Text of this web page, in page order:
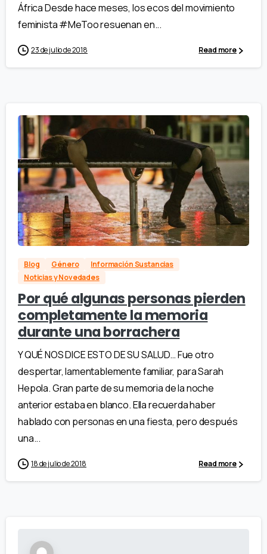
África Desde hace meses, los ecos del movimiento
feminista #MeToo resuenan en...
23 de julio de 2018 Read more
Blog Género
Información Sustancias
Noticias y Novedades
Por qué algunas personas pierden
completamente la memoria
durante una borrachera
Y QUÉ NOS DICE ESTO DE SU SALUD… Fue otro
despertar, lamentablemente familiar, para Sarah
Hepola. Gran parte de su memoria de la noche
anterior estaba en blanco. Ella recuerda haber
hablado con personas en una fiesta, pero después
una...
18 de julio de 2018 Read more